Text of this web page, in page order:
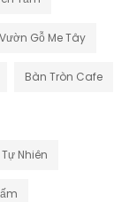
Gỗ Me Tây
Bàn Tròn Cafe
Nhiên